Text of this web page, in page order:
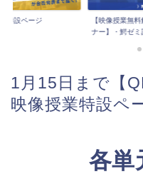
特設ページ
【映像授業無
ナー】・鰐ゼミ
1月15日まで【
映像授業特設ペ
各単